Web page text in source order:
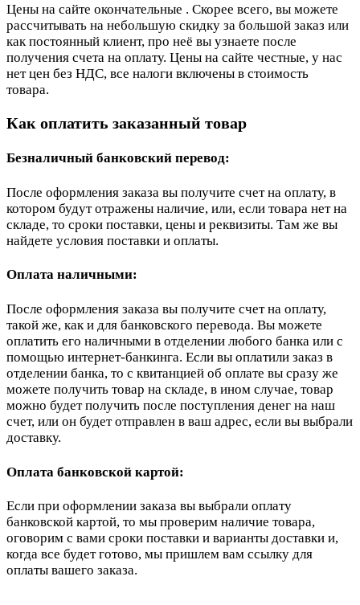
Цены на сайте окончательные . Скорее всего, вы можете
рассчитывать на небольшую скидку за большой заказ или
как постоянный клиент, про неё вы узнаете после
получения счета на оплату. Цены на сайте честные, у нас
нет цен без НДС, все налоги включены в стоимость
товара.
Как оплатить заказанный товар
Безналичный банковский перевод:
После оформления заказа вы получите счет на оплату, в
котором будут отражены наличие, или, если товара нет на
складе, то сроки поставки, цены и реквизиты. Там же вы
найдете условия поставки и оплаты.
Оплата наличными:
После оформления заказа вы получите счет на оплату,
такой же, как и для банковского перевода. Вы можете
оплатить его наличными в отделении любого банка или с
помощью интернет-банкинга. Если вы оплатили заказ в
отделении банка, то с квитанцией об оплате вы сразу же
можете получить товар на складе, в ином случае, товар
можно будет получить после поступления денег на наш
счет, или он будет отправлен в ваш адрес, если вы выбрали
доставку.
Оплата банковской картой:
Если при оформлении заказа вы выбрали оплату
банковской картой, то мы проверим наличие товара,
оговорим с вами сроки поставки и варианты доставки и,
когда все будет готово, мы пришлем вам ссылку для
оплаты вашего заказа.